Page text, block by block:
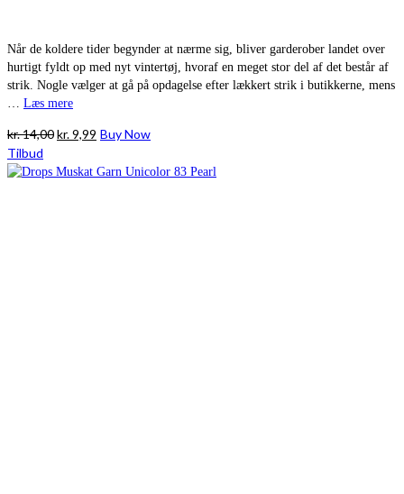
Når de koldere tider begynder at nærme sig, bliver garderober landet over
hurtigt fyldt op med nyt vintertøj, hvoraf en meget stor del af det består af
strik. Nogle vælger at gå på opdagelse efter lækkert strik i butikkerne, mens
Læs mere
kr.14,00Den
pris
kr.9,99 Den
pris
Buy Now
Tilbud